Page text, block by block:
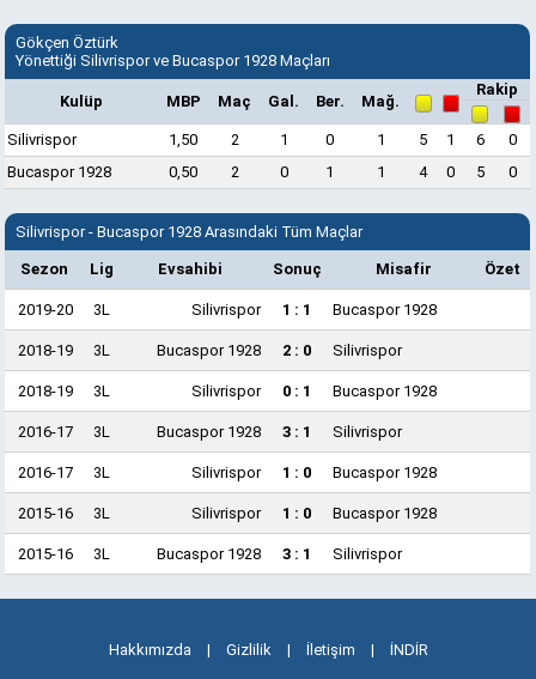
Gökçen Öztürk
Yönettiği Silivrispor ve Bucaspor 1928 Maçları
Kulüp MBP Maç Gal. Ber. Mağ.
Rakip
Silivrispor 1,50 2 1 0 1 5 1 6
0
Bucaspor 1928
0,50 2 0 1 1 4 0 5 0
Silivrispor - Bucaspor 1928 Arasındaki Tüm Maçlar
Sezon Lig Evsahibi Sonuç Misafir Özet
2019-20 3L Silivrispor 1 : 1 Bucaspor 1928
2018-19 3L Bucaspor 1928 2 : 0 Silivrispor
2018-19 3L Silivrispor 0 : 1 Bucaspor 1928
2016-17 3L Bucaspor 1928 3 : 1 Silivrispor
2016-17 3L Silivrispor 1 : 0 Bucaspor 1928
2015-16 3L Silivrispor 1 : 0 Bucaspor 1928
2015-16 3L Bucaspor 1928 3 : 1 Silivrispor
Hakkımızda | Gizlilik | İletişim | İNDİR